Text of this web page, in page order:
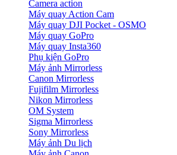
Camera action
Máy quay Action Cam
Máy quay DJI Pocket - OSMO
Máy quay GoPro
Máy quay Insta360
Phụ kiện GoPro
Máy ảnh Mirrorless
Canon Mirrorless
Fujifilm Mirrorless
Nikon Mirrorless
OM System
Sigma Mirrorless
Sony Mirrorless
Máy ảnh Du lịch